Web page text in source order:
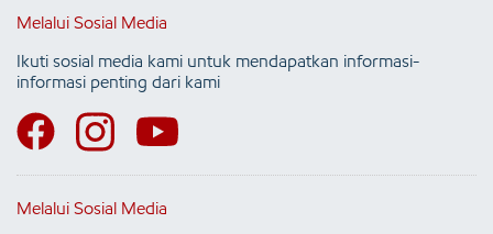
Melalui Sosial Media
Ikuti sosial media kami untuk mendapatkan informasi-
informasi penting dari kami
Melalui Sosial Media